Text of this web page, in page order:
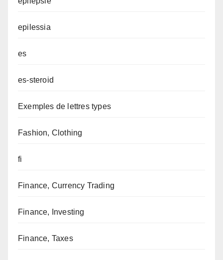
epilessia
es
es-steroid
Exemples de lettres types
Fashion, Clothing
fi
Finance, Currency Trading
Finance, Investing
Finance, Taxes